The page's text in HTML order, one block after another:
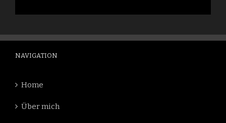
NAVIGATION
Home
Über mich